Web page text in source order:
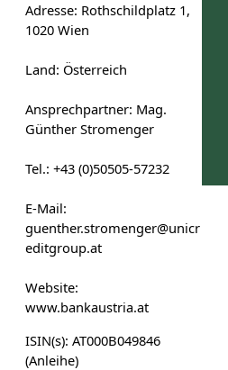
Adresse: Rothschildplatz 1,
1020 Wien
Land: Österreich
Ansprechpartner: Mag.
Günther Stromenger
Tel.: +43 (0)50505-57232
E-Mail:
guenther.stromenger@unicr
editgroup.at
Website:
www.bankaustria.at
ISIN(s): AT000B049846
(Anleihe)